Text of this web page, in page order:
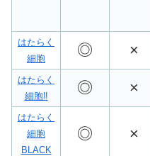
はたらく
細胞
◎ ×
はたらく
細胞‼︎
◎ ×
はたらく
細胞
BLACK
◎ ×